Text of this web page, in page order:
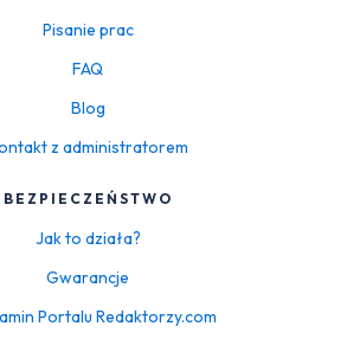
Pisanie prac
FAQ
Blog
z administratorem
BEZPIECZEŃSTWO
Jak to działa?
Gwarancje
Portalu Redaktorzy.com